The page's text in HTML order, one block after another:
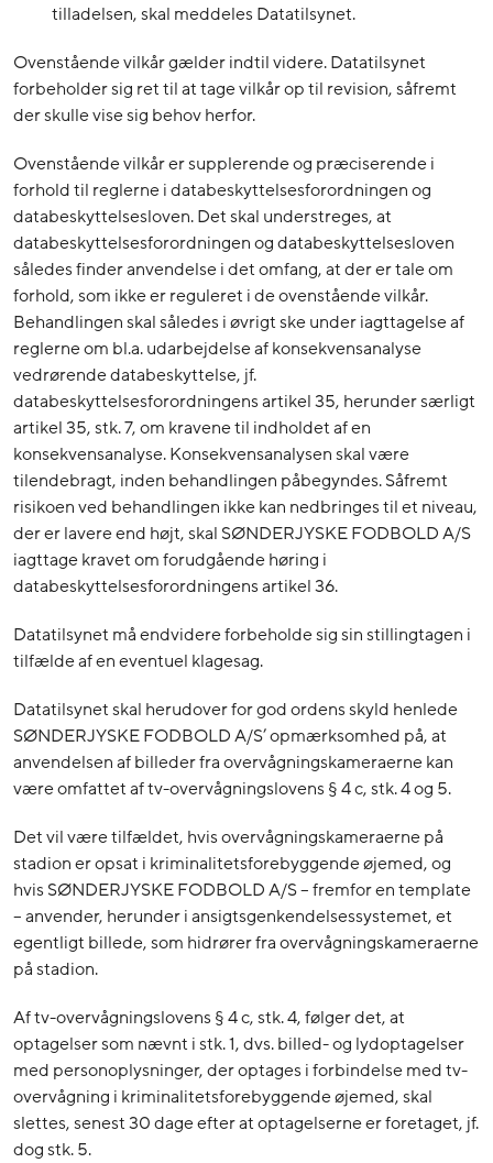
tilladelsen, skal meddeles Datatilsynet.
Ovenstående vilkår gælder indtil videre. Datatilsynet
forbeholder sig ret til at tage vilkår op til revision, såfremt
der skulle vise sig behov herfor.
Ovenstående vilkår er supplerende og præciserende i
forhold til reglerne i databeskyttelsesforordningen og
databeskyttelsesloven. Det skal understreges, at
databeskyttelsesforordningen og databeskyttelsesloven
således finder anvendelse i det omfang, at der er tale om
forhold, som ikke er reguleret i de ovenstående vilkår.
Behandlingen skal således i øvrigt ske under iagttagelse af
reglerne om bl.a. udarbejdelse af konsekvensanalyse
vedrørende databeskyttelse, jf.
databeskyttelsesforordningens artikel 35, herunder særligt
artikel 35, stk. 7, om kravene til indholdet af en
konsekvensanalyse. Konsekvensanalysen skal være
tilendebragt, inden behandlingen påbegyndes. Såfremt
risikoen ved behandlingen ikke kan nedbringes til et niveau,
der er lavere end højt, skal SØNDERJYSKE FODBOLD A/S
iagttage kravet om forudgående høring i
databeskyttelsesforordningens artikel 36.
Datatilsynet må endvidere forbeholde sig sin stillingtagen i
tilfælde af en eventuel klagesag.
Datatilsynet skal herudover for god ordens skyld henlede
SØNDERJYSKE FODBOLD A/S’ opmærksomhed på, at
anvendelsen af billeder fra overvågningskameraerne kan
være omfattet af tv-overvågningslovens § 4 c, stk. 4 og 5.
Det vil være tilfældet, hvis overvågningskameraerne på
stadion er opsat i kriminalitetsforebyggende øjemed, og
hvis SØNDERJYSKE FODBOLD A/S – fremfor en template
– anvender, herunder i ansigtsgenkendelsessystemet, et
egentligt billede, som hidrører fra overvågningskameraerne
på stadion.
Af tv-overvågningslovens § 4 c, stk. 4, følger det, at
optagelser som nævnt i stk. 1, dvs. billed- og lydoptagelser
med personoplysninger, der optages i forbindelse med tv-
overvågning i kriminalitetsforebyggende øjemed, skal
slettes, senest 30 dage efter at optagelserne er foretaget, jf.
dog stk. 5.